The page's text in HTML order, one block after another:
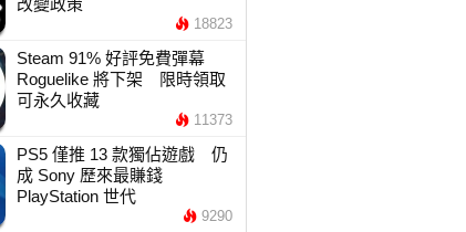
改變政策
18823
Steam 91% 好評免費彈幕
Roguelike 將下架 限時領取
可永久收藏
11373
PS5 僅推 13 款獨佔遊戲 仍
成 Sony 歷來最賺錢
PlayStation 世代
9290